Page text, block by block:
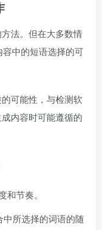
法。但在大多数情
中的短语选择的可
可能性，与检测软
内容时可能遵循的
和节奏。
中所选择的词语的随